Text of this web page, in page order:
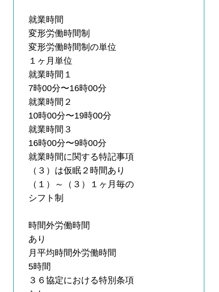
就業時間
変形労働時間制
変形労働時間制の単位
１ヶ月単位
就業時間１
7時00分〜16時00分
就業時間２
10時00分〜19時00分
就業時間３
16時00分〜9時00分
就業時間に関する特記事項
（３）は仮眠２時間あり
（１）～（３）１ヶ月毎の
シフト制
時間外労働時間
あり
月平均時間外労働時間
5時間
３６協定における特別条項